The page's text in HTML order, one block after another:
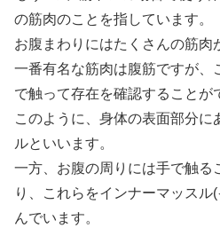
の筋肉のことを指しています。
お腹まわりにはたくさんの筋肉
一番有名な筋肉は腹筋ですが、
で触って存在を確認することが
このように、身体の表面部分に
ルといいます。
一方、お腹の周りには手で触る
り、これらをインナーマッス
んでいます。